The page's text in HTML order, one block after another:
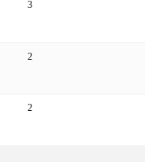
3
2
2